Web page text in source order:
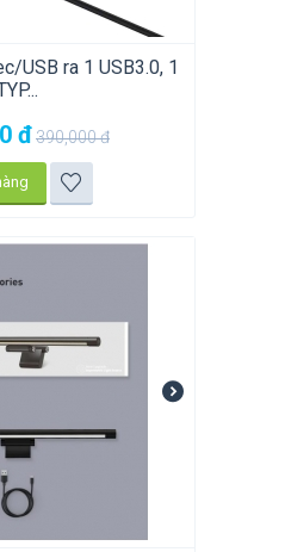
USB ra 1 USB3.0, 1
đ390,000đ